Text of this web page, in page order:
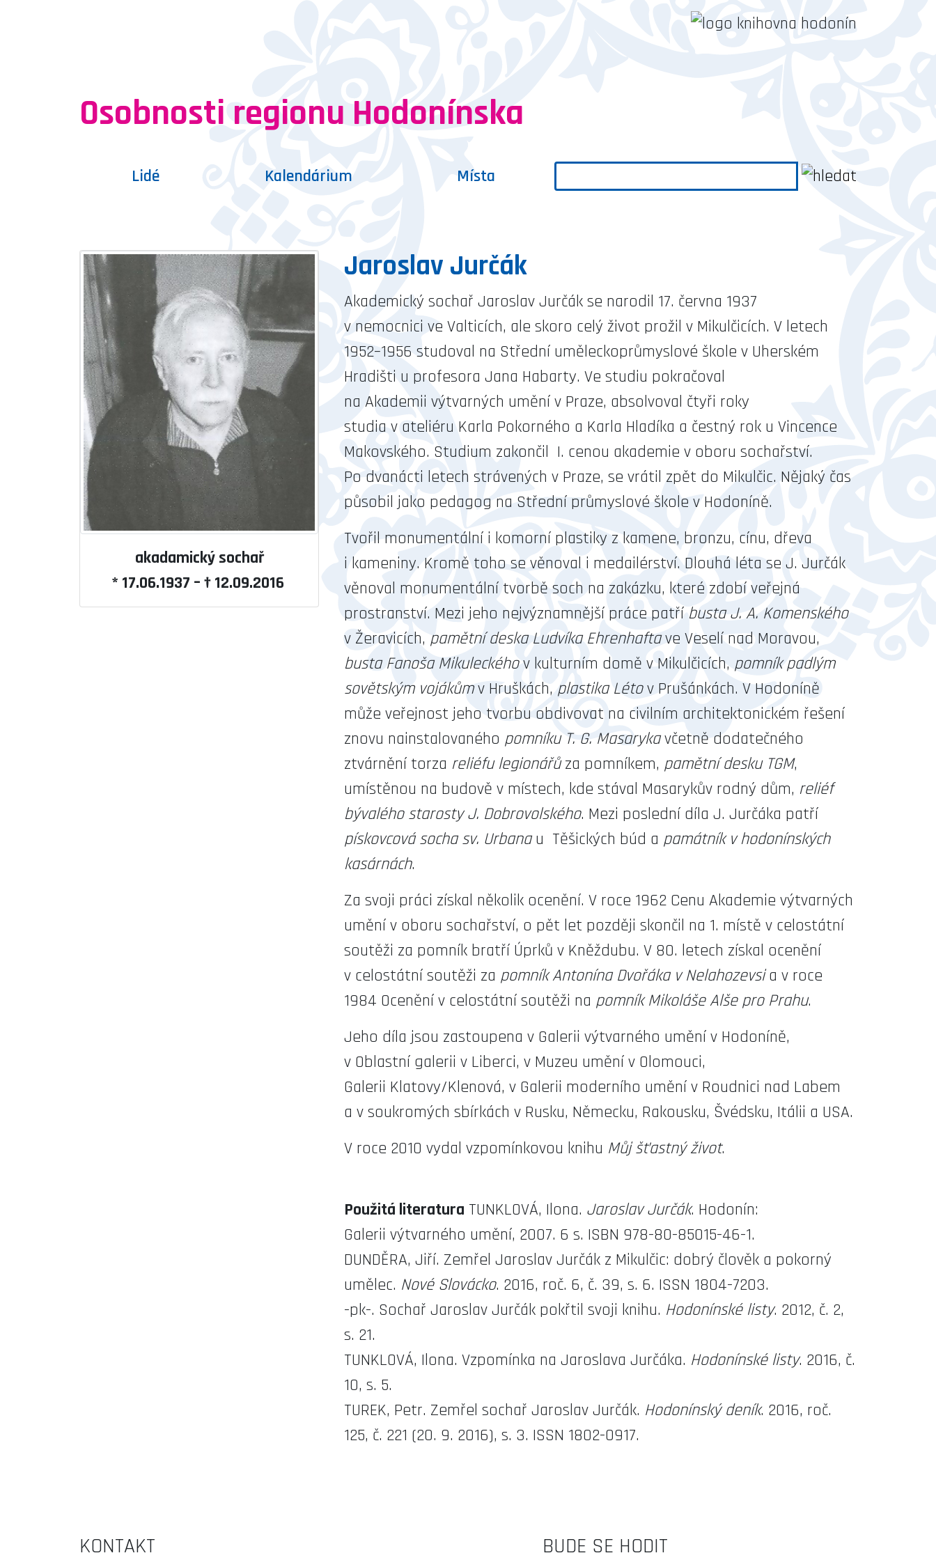
Osobnosti regionu Hodonínska
Lidé Kalendárium Místa
akadamický sochař
* 17.06.1937 – † 12.09.2016
Jaroslav Jurčák
Akademický sochař Jaroslav Jurčák se narodil 17. června 1937
v nemocnici ve Valticích, ale skoro celý život prožil v Mikulčicích. V letech
1952–1956 studoval na Střední uměleckoprůmyslové škole v Uherském
Hradišti u profesora Jana Habarty. Ve studiu pokračoval
na Akademii výtvarných umění v Praze, absolvoval čtyři roky
studia v ateliéru Karla Pokorného a Karla Hladíka a čestný rok u Vincence
Makovského. Studium zakončil I. cenou akademie v oboru sochařství.
Po dvanácti letech strávených v Praze, se vrátil zpět do Mikulčic. Nějaký čas
působil jako pedagog na Střední průmyslové škole v Hodoníně.
Tvořil monumentální i komorní plastiky z kamene, bronzu, cínu, dřeva
i kameniny. Kromě toho se věnoval i medailérství. Dlouhá léta se J. Jurčák
věnoval monumentální tvorbě soch na zakázku, které zdobí veřejná
prostranství. Mezi jeho nejvýznamnější práce patří busta J. A. Komenského
v Žeravicích, pamětní deska Ludvíka Ehrenhaftave Veselí nad Moravou,
busta Fanoša Mikuleckéhov kulturním domě v Mikulčicích, pomník padlým
sovětským vojákůmv Hruškách, plastika Létov Prušánkách. V Hodoníně
může veřejnost jeho tvorbu obdivovat na civilním architektonickém řešení
znovu nainstalovaného pomníku T. G. Masarykavčetně dodatečného
ztvárnění torza reliéfu legionářůza pomníkem, pamětní desku TGM,
umístěnou na budově v místech, kde stával Masarykův rodný dům, reliéf
bývalého starosty J. Dobrovolského. Mezi poslední díla J. Jurčáka patří
pískovcová socha sv. Urbanau Těšických búd a památník v hodonínských
kasárnách.
Za svoji práci získal několik ocenění. V roce 1962 Cenu Akademie výtvarných
umění v oboru sochařství, o pět let později skončil na 1. místě v celostátní
soutěži za pomník bratří Úprků v Kněždubu. V 80. letech získal ocenění
v celostátní soutěži za pomník Antonína Dvořáka v Nelahozevsia v roce
1984 Ocenění v celostátní soutěži na pomník Mikoláše Alše pro Prahu.
Jeho díla jsou zastoupena v Galerii výtvarného umění v Hodoníně,
v Oblastní galerii v Liberci, v Muzeu umění v Olomouci,
Galerii Klatovy/Klenová, v Galerii moderního umění v Roudnici nad Labem
a v soukromých sbírkách v Rusku, Německu, Rakousku, Švédsku, Itálii a USA.
V roce 2010 vydal vzpomínkovou knihu Můj šťastný život.
Použitá literatura TUNKLOVÁ, Ilona. Jaroslav Jurčák. Hodonín:
Galerii výtvarného umění, 2007. 6 s. ISBN 978-80-85015-46-1.
DUNDĚRA, Jiří. Zemřel Jaroslav Jurčák z Mikulčic: dobrý člověk a pokorný
umělec. Nové Slovácko. 2016, roč. 6, č. 39, s. 6. ISSN 1804-7203.
-pk-. Sochař Jaroslav Jurčák pokřtil svoji knihu. Hodonínské listy. 2012, č. 2,
s. 21.
TUNKLOVÁ, Ilona. Vzpomínka na Jaroslava Jurčáka. Hodonínské listy. 2016, č.
10, s. 5.
TUREK, Petr. Zemřel sochař Jaroslav Jurčák. Hodonínský deník. 2016, roč.
125, č. 221 (20. 9. 2016), s. 3. ISSN 1802-0917.
KONTAKT BUDE SE HODIT